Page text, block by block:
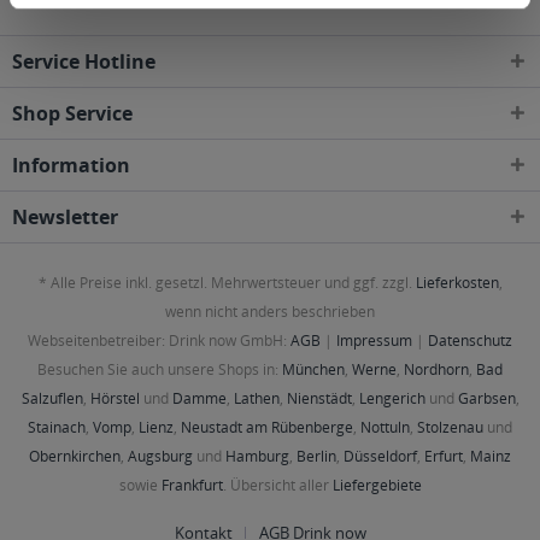
Service Hotline
Shop Service
Information
Newsletter
* Alle Preise inkl. gesetzl. Mehrwertsteuer und ggf. zzgl. Lieferkosten,
wenn nicht anders beschrieben
Webseitenbetreiber: Drink now GmbH: AGB | Impressum | Datenschutz
Besuchen Sie auch unsere Shops in: München, Werne, Nordhorn, Bad
Salzuflen, Hörstel und Damme, Lathen, Nienstädt, Lengerichund Garbsen,
Stainach, Vomp, Lienz, Neustadt am Rübenberge, Nottuln, Stolzenau und
Obernkirchen, Augsburg und Hamburg, Berlin, Düsseldorf, Erfurt, Mainz
sowie Frankfurt. Übersicht aller Liefergebiete
Kontakt AGB Drink now